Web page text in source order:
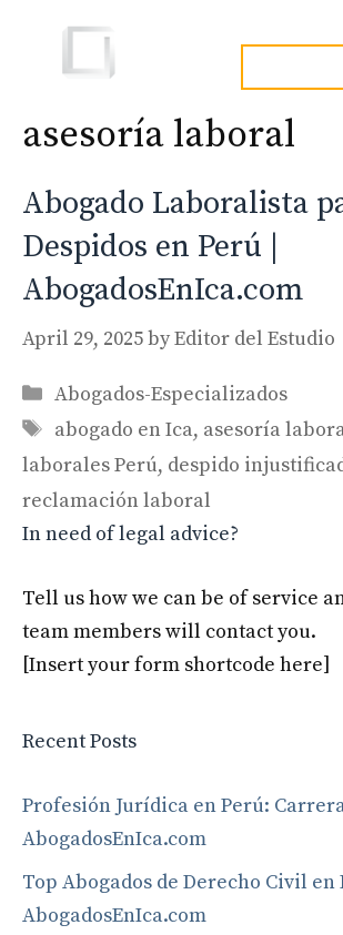
content
asesoría laboral
Abogado Laboralista
Despidos en Perú |
AbogadosEnIca.com
April 29, 2025byEditor del Estudio
Categories
Abogados-Especializados
Tags
abogado en Ica, asesoría
laborales Perú, despido
reclamación laboral
In need of legal advice?
Tell us how we can be of service
team members will contact you.
[Insert your form shortcode here]
Recent Posts
Profesión Jurídica en Perú: Carrera
AbogadosEnIca.com
Top Abogados de Derecho Civil en
AbogadosEnIca.com